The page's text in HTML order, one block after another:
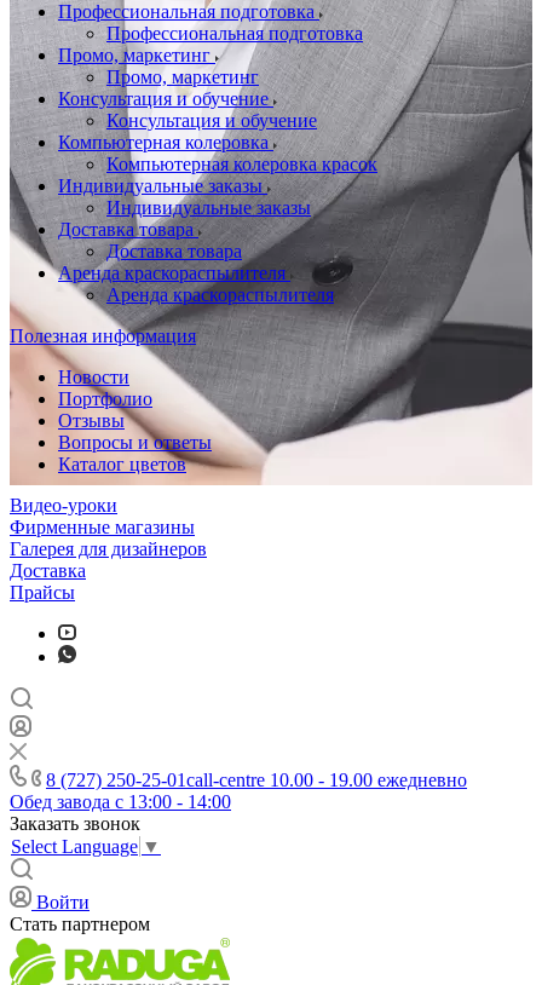
Профессиональная подготовка
Профессиональная подготовка
Промо, маркетинг
Промо, маркетинг
Консультация и обучение
Консультация и обучение
Компьютерная колеровка
Компьютерная колеровка красок
Индивидуальные заказы
Индивидуальные заказы
Доставка товара
Доставка товара
Аренда краскораспылителя
Аренда краскораспылителя
Полезная информация
Новости
Портфолио
Отзывы
Вопросы и ответы
Каталог цветов
Видео-уроки
Фирменные магазины
Галерея для дизайнеров
Доставка
Прайсы
8 (727) 250-25-01call-centre 10.00 - 19.00 ежедневно
Обед завода с 13:00 - 14:00
Заказать звонок
Select Language ▼
Войти
Стать партнером